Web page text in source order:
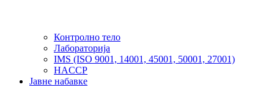
Контролно тело
Лабораторија
IMS (ISO 9001, 14001, 45001, 50001, 27001)
HACCP
Јавне набавке